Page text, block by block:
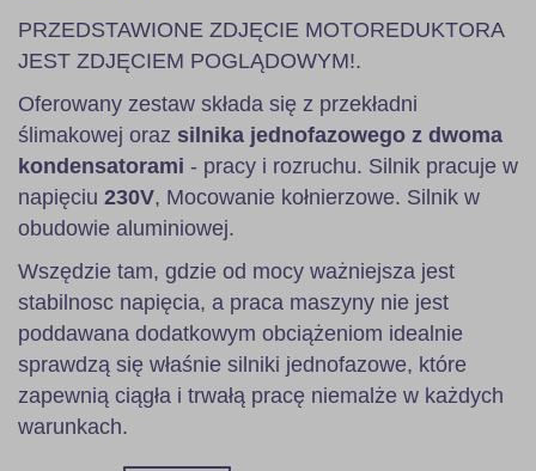
PRZEDSTAWIONE ZDJĘCIE MOTOREDUKTORA
JEST ZDJĘCIEM POGLĄDOWYM!.
Oferowany zestaw składa się z przekładni
ślimakowej oraz silnika jednofazowego z dwoma
kondensatorami - pracy i rozruchu. Silnik pracuje w
napięciu 230V, Mocowanie kołnierzowe. Silnik w
obudowie aluminiowej.
Wszędzie tam, gdzie od mocy ważniejsza jest
stabilnosc napięcia, a praca maszyny nie jest
poddawana dodatkowym obciążeniom idealnie
sprawdzą się właśnie silniki jednofazowe, które
zapewnią ciągła i trwałą pracę niemalże w każdych
warunkach.